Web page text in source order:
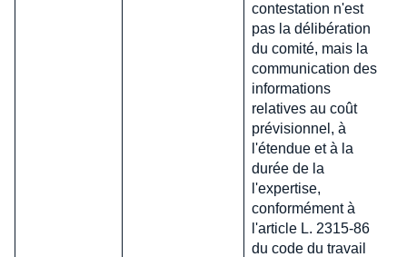
contestation n'est
pas la délibération
du comité, mais la
communication des
informations
relatives au coût
prévisionnel, à
l'étendue et à la
durée de la
l'expertise,
conformément à
l'article L. 2315-86
du code du travail